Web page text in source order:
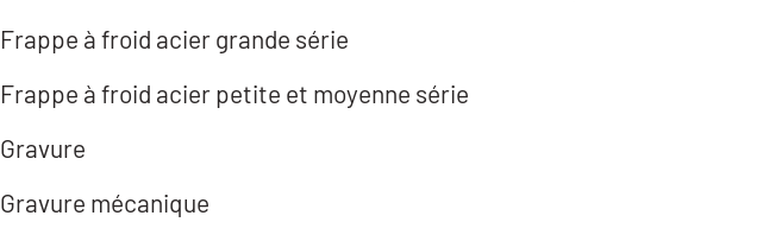
Frappe à froid acier grande série
Frappe à froid acier petite et moyenne série
Gravure
Gravure mécanique